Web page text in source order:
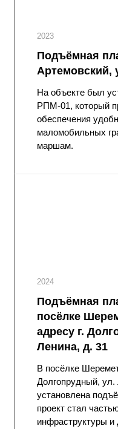
2023
Подъёмная
Артемовский,
На объекте был
РПМ-01, который
обеспечения
маломобильных
маршам.
2024
Подъёмная
посёлке
адресу г.
Ленина, д. 31
В посёлке
Долгопрудный,
установлена
проект стал
инфраструктуры и